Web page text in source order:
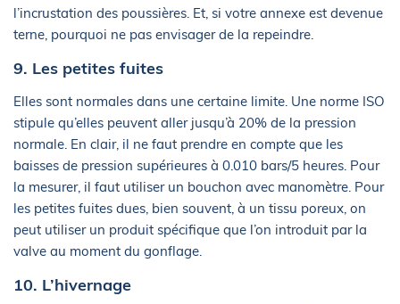
l’incrustation des poussières. Et, si votre annexe est devenue
terne, pourquoi ne pas envisager de la repeindre.
9. Les petites fuites
Elles sont normales dans une certaine limite. Une norme ISO
stipule qu’elles peuvent aller jusqu’à 20% de la pression
normale. En clair, il ne faut prendre en compte que les
baisses de pression supérieures à 0.010 bars/5 heures. Pour
la mesurer, il faut utiliser un bouchon avec manomètre. Pour
les petites fuites dues, bien souvent, à un tissu poreux, on
peut utiliser un produit spécifique que l’on introduit par la
valve au moment du gonflage.
10. L’hivernage